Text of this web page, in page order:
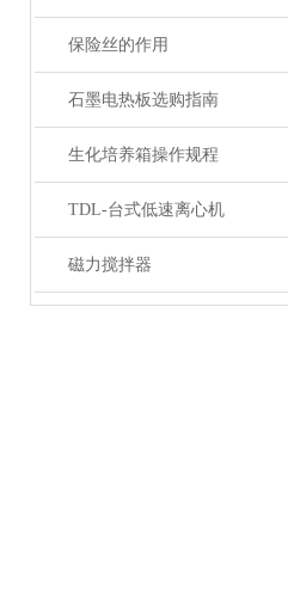
保险丝的作用
石墨电热板选购指南
生化培养箱操作规程
TDL-台式低速离心机
磁力搅拌器